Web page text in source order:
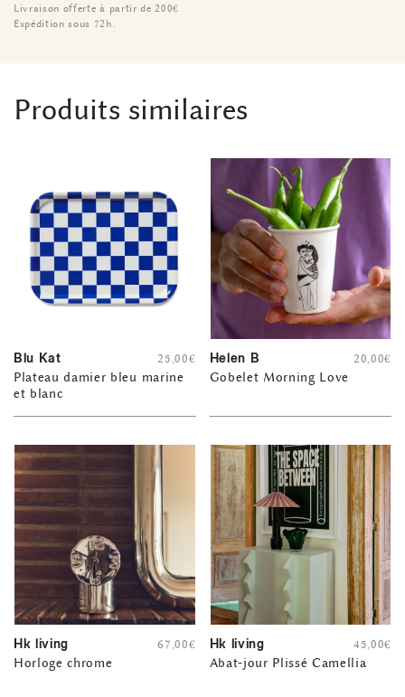
Livraison offerte à partir de 200€
Expédition sous 72h.
Produits similaires
Blu Kat
Plateau damier bleu marine
et blanc
25,00€ Helen B
Gobelet Morning Love
20,00€
Hk living
Horloge chrome
67,00€ Hk living
Abat-jour Plissé Camellia
45,00€